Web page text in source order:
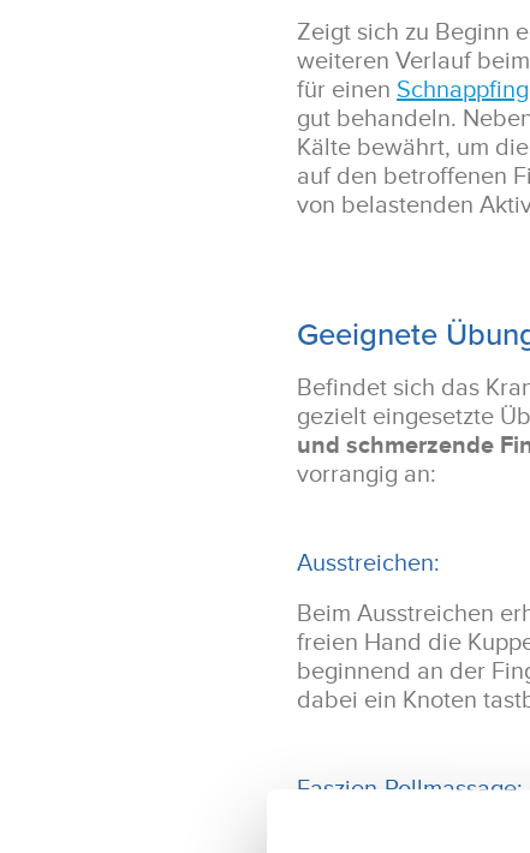
Zeigt sich zu Beginn
weiteren Verlauf
für einen
gut behandeln.
Kälte bewährt, um
auf den betroffenen
von belastenden
Geeignete
Befindet sich das
gezielt eingesetzte
und schmerzende
vorrangig an:
Ausstreichen:
Beim Ausstreichen
freien Hand die
beginnend an der
dabei ein Knoten
Faszien-Rollmassage: